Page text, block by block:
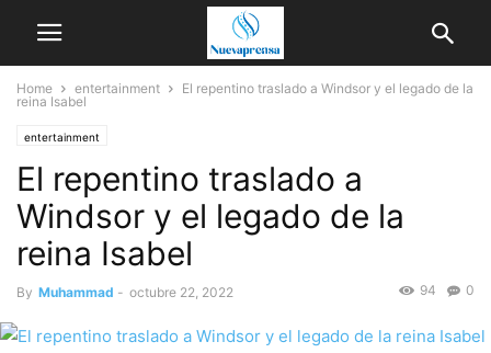
Home entertainment
El repentino traslado a Windsor y el legado de la
reina Isabel
entertainment
El repentino traslado a
Windsor y el legado de la
reina Isabel
By Muhammad - octubre 22, 2022 0
94